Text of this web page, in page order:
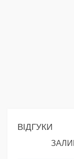
ВІДГУКИ